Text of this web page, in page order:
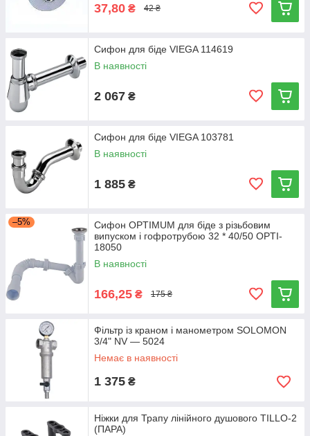
37,80 ₴ 42 ₴
Сифон для біде VIEGA 114619
В наявності
2 067 ₴
Сифон для біде VIEGA 103781
В наявності
1 885 ₴
–5%
Сифон OPTIMUM для біде з різьбовим
випуском і гофротрубою 32 * 40/50 OPTI-
18050
В наявності
166,25 ₴ 175 ₴
Фільтр із краном і манометром SOLOMON
3/4" NV — 5024
Немає в наявності
1 375 ₴
Ніжки для Трапу лінійного душового TILLO-2
(ПАРА)